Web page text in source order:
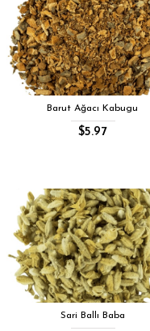
Barut Ağacı Kabugu
$5.97
Sari Ballı Baba